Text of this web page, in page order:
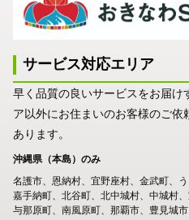
サービス対応エリア
早く品質の良いサービスをお届け
ア以外にお住まいのお客様のご依
あります。
沖縄県（本島）のみ
名護市
恩納村 宜野座村 金武町
嘉手納町
北谷町 北中城村 中城村
与那原町
南風原町 那覇市 豊見城市